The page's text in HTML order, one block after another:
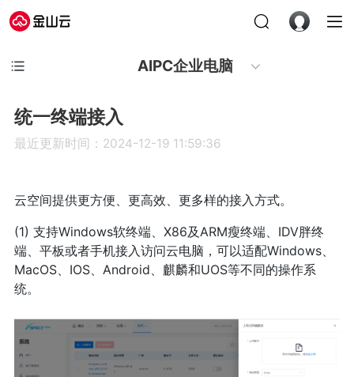
AIPC企业电脑
统一终端接入
最近更新时间：2024-12-19 11:59:36
云空间提供更方便、更高效、更多样的接入方式。
(1) 支持Windows软终端、X86及ARM瘦终端、IDV胖终
端、平板或者手机接入访问云电脑，可以适配Windows、
MacOS、IOS、Android、麒麟和UOS等不同的操作系
统。